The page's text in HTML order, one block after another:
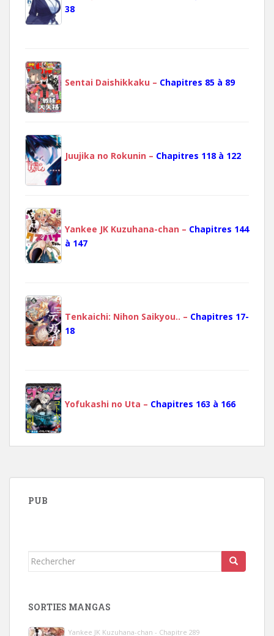
38
Sentai Daishikkaku – Chapitres 85 à 89
Juujika no Rokunin – Chapitres 118 à 122
Yankee JK Kuzuhana-chan – Chapitres 144
à 147
Tenkaichi: Nihon Saikyou.. – Chapitres 17-
18
Yofukashi no Uta – Chapitres 163 à 166
PUB
Rechercher...
SORTIES MANGAS
Yankee JK Kuzuhana-chan - Chapitre 289